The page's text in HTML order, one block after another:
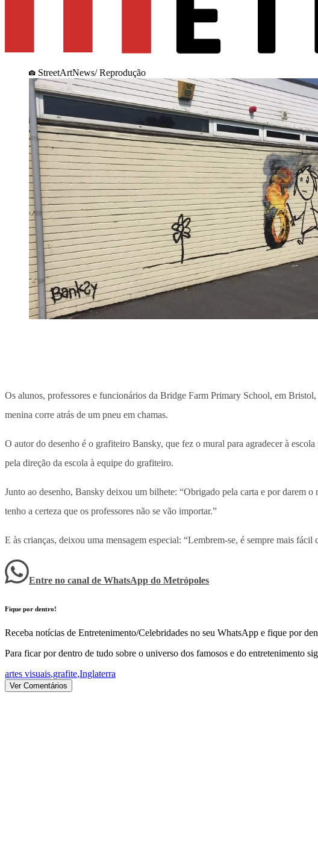
StreetArtNews/ Reprodução
Os alunos, professores e funcionários da Bridge Farm Primary School, em
menina corre atrás de um pneu em chamas.
O autor do desenho é o grafiteiro Bansky, que fez o mural para agradecer à
pela direção da escola à equipe do grafiteiro.
Junto ao desenho, Bansky deixou um bilhete: “Obrigado pela carta e por darem
tenho a certeza que os professores não se vão importar.”
E às crianças, deixou uma mensagem especial: “Lembrem-se, é sempre mais fácil
Entre no canal de WhatsApp do Metrópoles
Fique por dentro!
Receba notícias de Entretenimento/Celebridades no seu WhatsApp e fique por
Para ficar por dentro de tudo sobre o universo dos famosos e do entretenimento
artes visuais,grafite,Inglaterra
Ver Comentários